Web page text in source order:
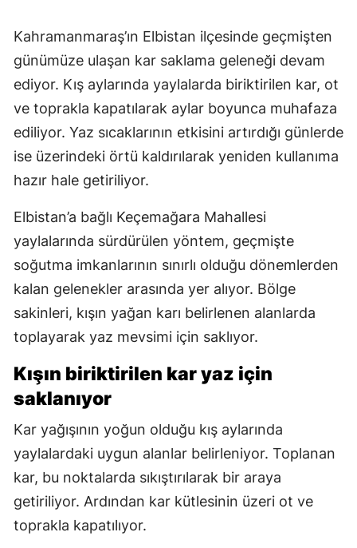
Kahramanmaraş’ın Elbistan ilçesinde geçmişten
günümüze ulaşan kar saklama geleneği devam
ediyor. Kış aylarında yaylalarda biriktirilen kar, ot
ve toprakla kapatılarak aylar boyunca muhafaza
ediliyor. Yaz sıcaklarının etkisini artırdığı günlerde
ise üzerindeki örtü kaldırılarak yeniden kullanıma
hazır hale getiriliyor.
Elbistan’a bağlı Keçemağara Mahallesi
yaylalarında sürdürülen yöntem, geçmişte
soğutma imkanlarının sınırlı olduğu dönemlerden
kalan gelenekler arasında yer alıyor. Bölge
sakinleri, kışın yağan karı belirlenen alanlarda
toplayarak yaz mevsimi için saklıyor.
Kışın biriktirilen kar yaz için
saklanıyor
Kar yağışının yoğun olduğu kış aylarında
yaylalardaki uygun alanlar belirleniyor. Toplanan
kar, bu noktalarda sıkıştırılarak bir araya
getiriliyor. Ardından kar kütlesinin üzeri ot ve
toprakla kapatılıyor.